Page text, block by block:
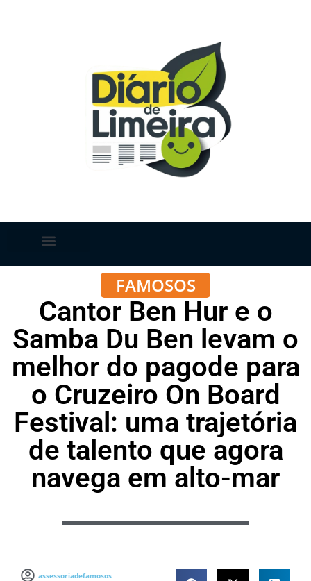
FAMOSOS
Cantor Ben Hur e o
Samba Du Ben levam o
melhor do pagode para
o Cruzeiro On Board
Festival: uma trajetória
de talento que agora
navega em alto-mar
assessoriadefamosos